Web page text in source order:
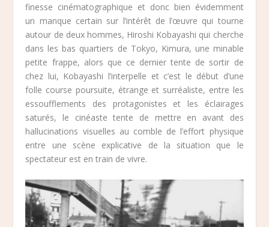
finesse cinématographique et donc bien évidemment
un manque certain sur l’intérêt de l’œuvre qui tourne
autour de deux hommes, Hiroshi Kobayashi qui cherche
dans les bas quartiers de Tokyo, Kimura, une minable
petite frappe, alors que ce dernier tente de sortir de
chez lui, Kobayashi l’interpelle et c’est le début d’une
folle course poursuite, étrange et surréaliste, entre les
essoufflements des protagonistes et les éclairages
saturés, le cinéaste tente de mettre en avant des
hallucinations visuelles au comble de l’effort physique
entre une scène explicative de la situation que le
spectateur est en train de vivre.